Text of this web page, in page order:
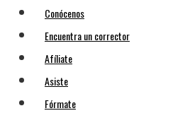
Conócenos
Encuentra un corrector
Afíliate
Asiste
Fórmate